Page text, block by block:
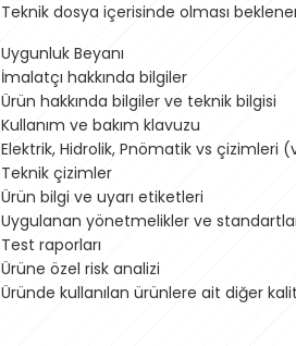
Teknik dosya içerisinde olması
Uygunluk Beyanı
İmalatçı hakkında bilgiler
Ürün hakkında bilgiler ve teknik bilgisi
Kullanım ve bakım klavuzu
Elektrik, Hidrolik, Pnömatik vs çizimleri
Teknik çizimler
Ürün bilgi ve uyarı etiketleri
Uygulanan yönetmelikler ve
Test raporları
Ürüne özel risk analizi
Üründe kullanılan ürünlere ait diğer